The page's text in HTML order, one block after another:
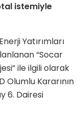
istemiyle
Yatırımları
“Socar
ile ilgili olarak
Olumlu Kararının
6. Dairesi